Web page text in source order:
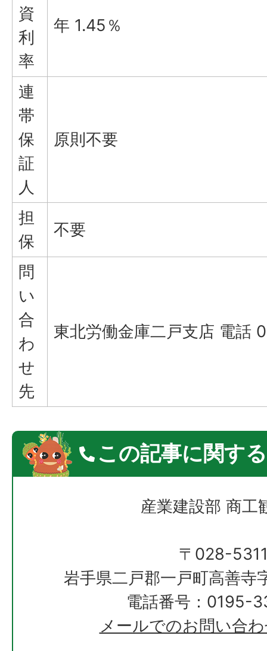
資
利
率
年 1.45％
連
帯
保
証
人
原則不要
担
保
不要
問
い
合
わ
せ
先
東北労働金庫二戸支店 電話
この記事に関す
産業建設部 商工
〒028-
岩手県二戸郡一戸町高善寺
電話番号：0195-
メールでのお問い合